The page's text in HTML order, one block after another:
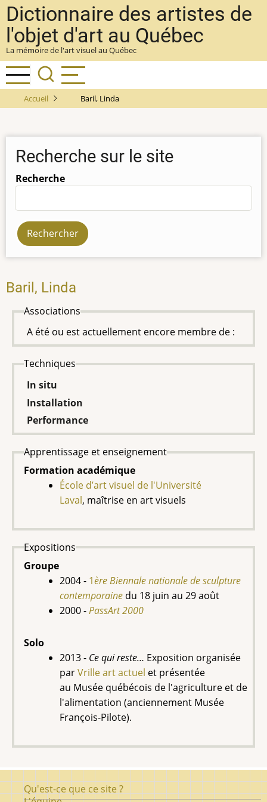
Aller
au
contenu
principal
Dictionnaire des artistes de
l'objet d'art au Québec
La mémoire de l'art visuel au Québec
Accueil Baril, Linda
Recherche sur le site
Recherche
Baril, Linda
Associations
A été ou est actuellement encore membre de :
Techniques
In situ
Installation
Performance
Apprentissage et enseignement
Formation académique
École d’art visuel de l'Université
Laval, maîtrise en art visuels
Expositions
Groupe
2004 - 1ère Biennale nationale de sculpture
contemporaine du 18 juin au 29 août
2000 -PassArt 2000
Solo
2013 - Ce qui reste… Exposition organisée
parVrille art actuel et présentée
au Musée québécois de l'agriculture et de
l'alimentation (anciennement Musée
François-Pilote).
PiedQu'est-ce que ce site ?